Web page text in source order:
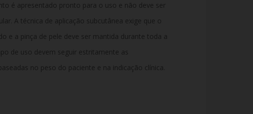
é apresentado pronto para o uso e não deve ser
A técnica de aplicação subcutânea exige que o
e a pinça de pele deve ser mantida durante toda a
de uso devem seguir estritamente as
no peso do paciente e na indicação clínica.